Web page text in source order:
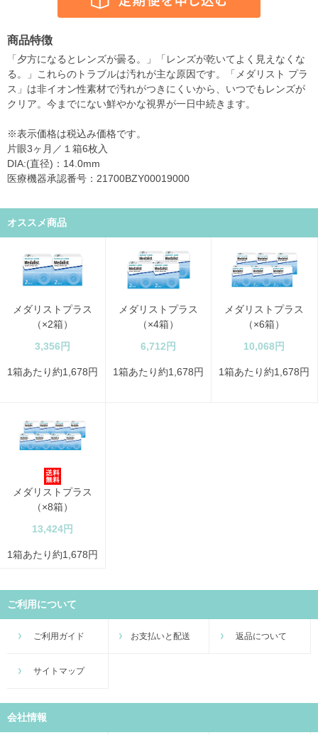
商品特徴
「夕方になるとレンズが曇る。」「レンズが乾いてよく見えなくな
る。」これらのトラブルは汚れが主な原因です。「メダリスト プラ
ス」は非イオン性素材で汚れがつきにくいから、いつでもレンズが
クリア。今までにない鮮やかな視界が一日中続きます。
※表示価格は税込み価格です。
片眼3ヶ月／１箱6枚入
DIA:(直径)：14.0mm
医療機器承認番号：21700BZY00019000
オススメ商品
メダリストプラス
（×2箱）
3,356円
1箱あたり約1,678円
メダリストプラス
（×4箱）
6,712円
1箱あたり約1,678円
メダリストプラス
（×6箱）
10,068円
1箱あたり約1,678円
メダリストプラス
（×8箱）
13,424円
1箱あたり約1,678円
ご利用について
ご利用ガイド お支払いと配送 返品について
サイトマップ
会社情報